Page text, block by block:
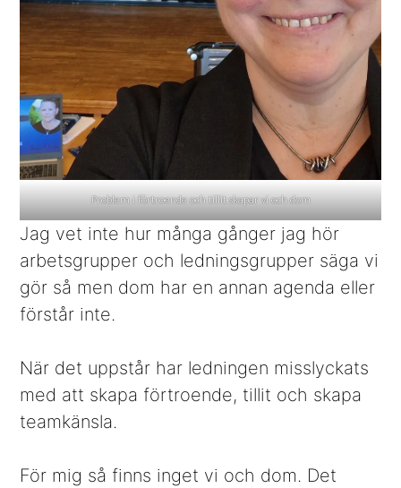
Problem i förtroende och tillit skapar vi och dom
Jag vet inte hur många gånger jag hör
arbetsgrupper och ledningsgrupper säga vi
gör så men dom har en annan agenda eller
förstår inte.
När det uppstår har ledningen misslyckats
med att skapa förtroende, tillit och skapa
teamkänsla.
För mig så finns inget vi och dom. Det